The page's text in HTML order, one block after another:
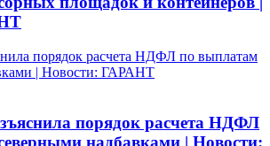
порядок расчета НДФЛ по выплатам
| Новости: ГАРАНТ
порядок расчета НДФЛ
надбавками | Новости: